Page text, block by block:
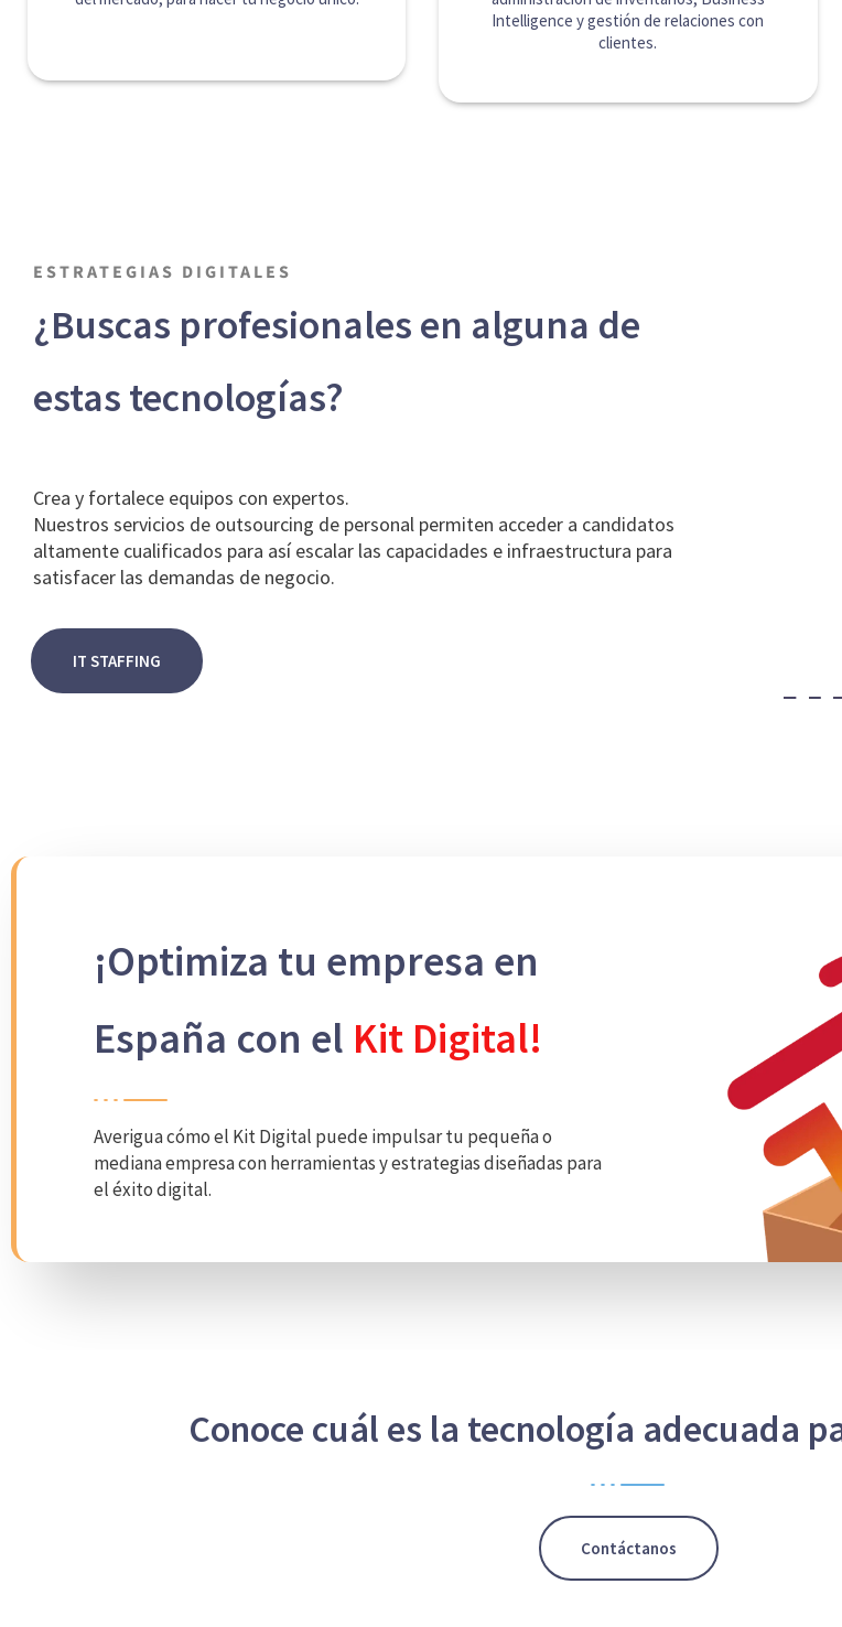
Intelligence y gestión de relaciones con
clientes.
ESTRATEGIAS DIGITALES
¿Buscas profesionales en alguna de
estas tecnologías?
Crea y fortalece equipos con expertos.
Nuestros servicios de outsourcing de personal permiten acceder a candidatos
altamente cualificados para así escalar las capacidades e infraestructura para
satisfacer las demandas de negocio.
IT STAFFING
¡Optimiza tu empresa en
España con el Kit Digital!
Averigua cómo el Kit Digital puede impulsar tu pequeña o
mediana empresa con herramientas y estrategias diseñadas para
el éxito digital.
Conoce cuál es la tecnología adecuada
Contáctanos